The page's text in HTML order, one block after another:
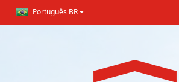
Português BR